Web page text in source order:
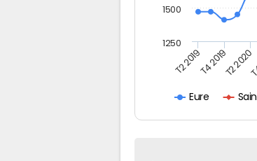
Eure
T2 2019T4 2019T2 2020
1250
1500